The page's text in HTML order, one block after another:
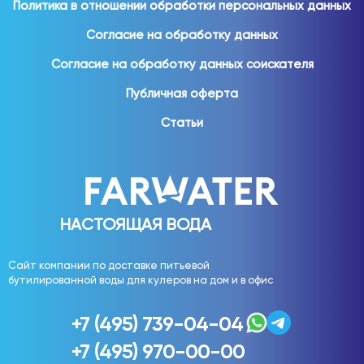
Для домашнего использования востребованы:
вода 19 литров;
вода 1,5 литра;
Различные форматы позволяют выбрать удобное
Обеспечение сотрудников качественной питьевой
водой является важной частью комфортного рабочего
пространства.
Вода используется:
НАСТОЯЩАЯ ВОДА
Сайт компании по доставке питьевой
бутилированной воды для кулеров на дом и в офис
Политика в отношении обработки персональных данных
Согласие на обработку данных
Согласие на обработку данных соискателя
Публичная оферта
Статьи
+7 (495) 739-04-04
+7 (495) 970-00-00